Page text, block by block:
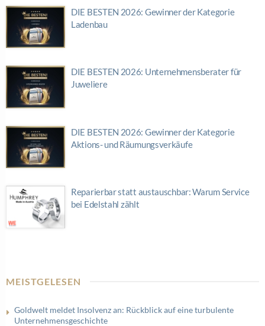
DIE BESTEN 2026: Gewinner der Kategorie
Ladenbau
DIE BESTEN 2026: Unternehmensberater für
Juweliere
DIE BESTEN 2026: Gewinner der Kategorie
Aktions- und Räumungsverkäufe
Reparierbar statt austauschbar: Warum Service
bei Edelstahl zählt
MEISTGELESEN
Goldwelt meldet Insolvenz an: Rückblick auf eine turbulente
Unternehmensgeschichte